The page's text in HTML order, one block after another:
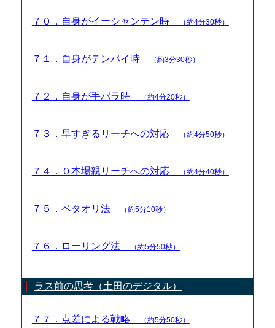
７０．自身がイーシャンテン時 （約4分30秒）
７１．自身がテンパイ時 （約3分30秒）
７２．自身が手バラ時 （約4分20秒）
７３．早すぎるリーチへの対応 （約4分50秒）
７４．０本場親リーチへの対応 （約4分40秒）
７５．ベタオリ法 （約5分10秒）
７６．ローリング法 （約5分50秒）
ラス前の思考（土田のデジタル）
７７．点差による戦略 （約5分50秒）